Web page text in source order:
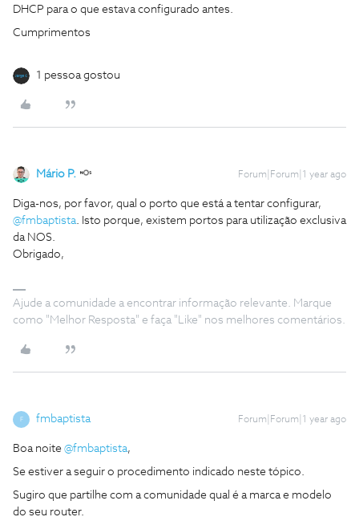
DHCP para o que estava configurado antes.
Cumprimentos
1 pessoa gostou
Mário P. Forum|Forum|1 year ago
Diga-nos, por favor, qual o porto que está a tentar configurar, ​
@fmbaptista. Isto porque, existem portos para utilização exclusiva
da NOS.
Obrigado,
Ajude a comunidade a encontrar informação relevante. Marque
como "Melhor Resposta" e faça "Like" nos melhores comentários.
F fmbaptista Forum|Forum|1 year ago
Boa noite ​ @fmbaptista,
Se estiver a seguir o procedimento indicado neste tópico.
Sugiro que partilhe com a comunidade qual é a marca e modelo
do seu router.